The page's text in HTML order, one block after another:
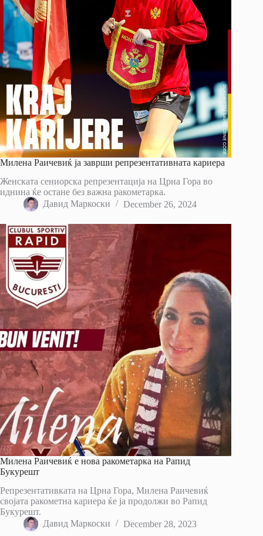
Милена Раичевиќ ја заврши репрезентативната кариера
Женската сениорска репрезентација на Црна Гора во
иднина ќе остане без важна ракометарка.
Давид Маркоски
December 26, 2024
Милена Раичевиќ е нова ракометарка на Рапид
Букурешт
Репрезентативката на Црна Гора, Милена Раичевиќ
својата ракометна кариера ќе ја продолжи во Рапид
Букурешт.
Давид Маркоски
December 28, 2023